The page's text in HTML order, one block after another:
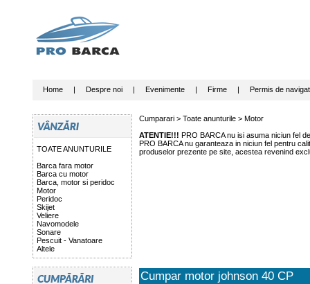
Home| Despre noi| Evenimente| Firme| Permis de
TOATE ANUNTURILE
Barca fara motor
Barca cu motor
Barca, motor si peridoc
Motor
Peridoc
Skijet
Veliere
Navomodele
Sonare
Pescuit - Vanatoare
Altele
Cumparari > Toate anunturile> Motor
ATENTIE!!! PRO BARCA nu isi asuma niciun fel
PRO BARCA nu garanteaza in niciun fel pentru
produselor prezente pe site, acestea revenind
Cumpar motor johnson 40 CP